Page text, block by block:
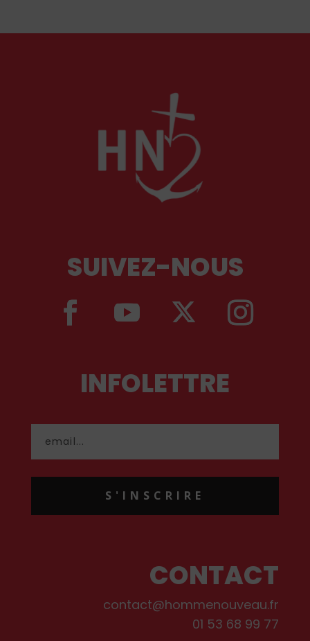
SUIVEZ-NOUS
INFOLETTRE
S'INSCRIRE
CONTACT
contact@hommenouveau.fr
01 53 68 99 77